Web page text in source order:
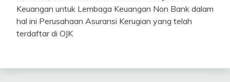
Keuangan untuk Lembaga Keuangan Non Bank dalam
hal ini Perusahaan Asuransi Kerugian yang telah
terdaftar di OJK